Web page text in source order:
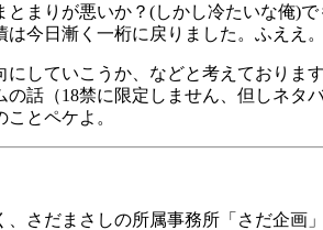
まりが悪いか？(しかし冷たいな俺)
今日漸く一桁に戻りました。ふええ。
にしていこうか、などと考えておりま
話（18禁に限定しません、但しネタ
とペケよ。
さだまさしの所属事務所「さだ企画